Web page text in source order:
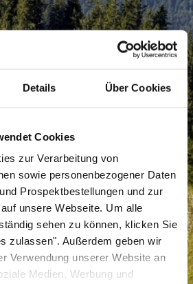
Details Über Cookies
Cookies
zur Verarbeitung von
sowie personenbezogener Daten
Prospektbestellungen und zur
unsere Webseite. Um alle
sehen zu können, klicken Sie
zulassen". Außerdem geben wir
Verwendung unserer Website an
Medien, Werbung und